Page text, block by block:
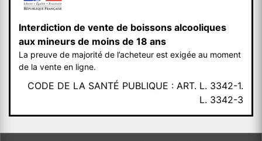
Interdiction de vente de boissons alcooliques
aux mineurs de moins de 18 ans
La preuve de majorité de l’acheteur est exigée au moment
de la vente en ligne.
CODE DE LA SANTÉ PUBLIQUE : ART. L. 3342-1.
L. 3342-3